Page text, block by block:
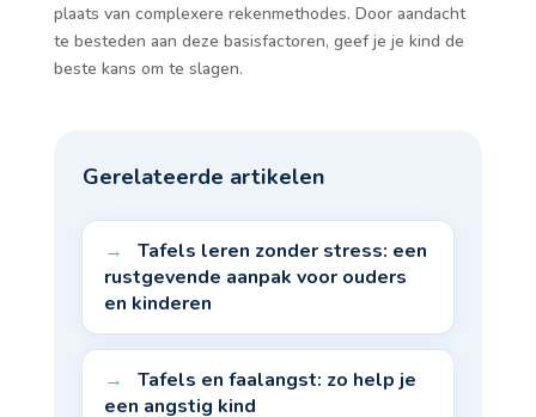
plaats van complexere rekenmethodes. Door aandacht
te besteden aan deze basisfactoren, geef je je kind de
beste kans om te slagen.
Gerelateerde artikelen
Tafels leren zonder stress: een
rustgevende aanpak voor ouders
en kinderen
Tafels en faalangst: zo help je
een angstig kind